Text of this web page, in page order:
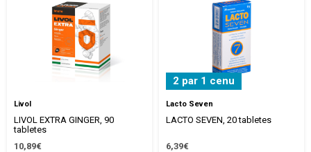
Livol
LIVOL EXTRA GINGER, 90
tabletes
10,89€
2 par 1 cenu
Lacto Seven
LACTO SEVEN, 20 tabletes
6,39€